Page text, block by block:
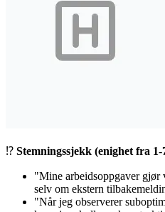
⁉️ Stemningssjekk (enighet fra
"Mine arbeidsoppgaver
selv om ekstern
"Når jeg observerer